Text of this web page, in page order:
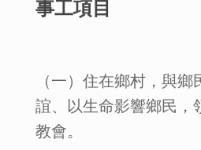
事工項目
（一）住在鄉村，與
誼、以生命影響鄉民，
教會。